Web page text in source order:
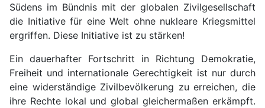
Südens im Bündnis mit der globalen Zivilgesellschaft
die Initiative für eine Welt ohne nukleare Kriegsmittel
ergriffen. Diese Initiative ist zu stärken!
Ein dauerhafter Fortschritt in Richtung Demokratie,
Freiheit und internationale Gerechtigkeit ist nur durch
eine widerständige Zivilbevölkerung zu erreichen, die
ihre Rechte lokal und global gleichermaßen erkämpft.